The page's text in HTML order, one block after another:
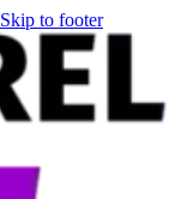
Skip to footer